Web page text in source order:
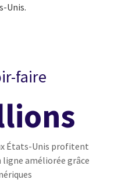
Unis.
faire
États-Unis profitent
améliorée grâce